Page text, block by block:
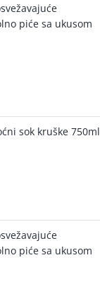
piće sa ukusom
sok kruške 750ml
piće sa ukusom